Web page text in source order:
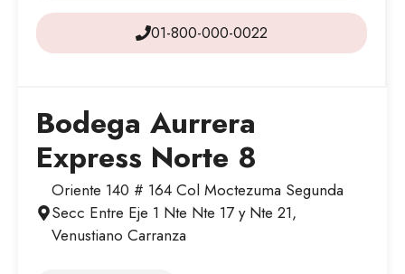
01-800-000-0022
Bodega Aurrera
Express Norte 8
Oriente 140 # 164 Col Moctezuma Segunda
Secc Entre Eje 1 Nte Nte 17 y Nte 21,
Venustiano Carranza